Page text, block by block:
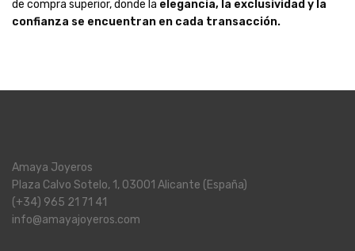
de compra superior, donde la elegancia, la exclusividad y la
confianza se encuentran en cada transacción.
Amaya Joyeros
Plaza Calvo Sotelo, 1, 03001 Alicante (España)
(+34) 965 21 71 41
info@amayajoyeros.com